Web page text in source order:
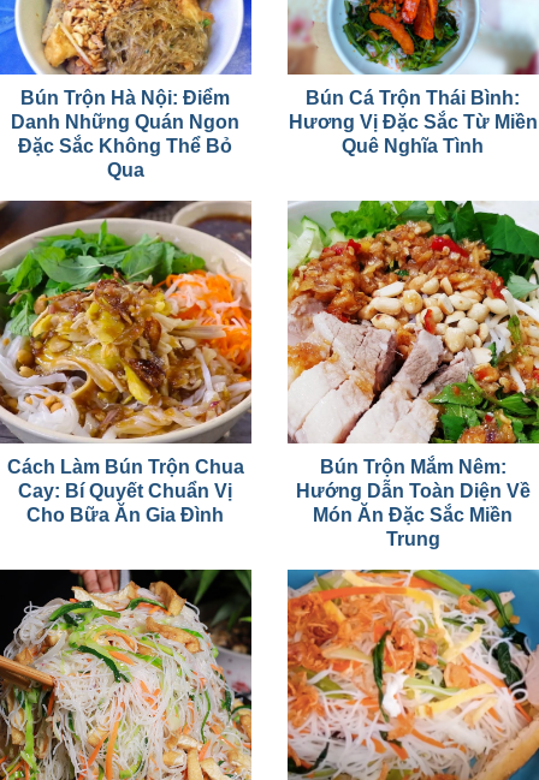
Bún Trộn Hà Nội: Điểm
Danh Những Quán Ngon
Đặc Sắc Không Thể Bỏ
Qua
Bún Cá Trộn Thái Bình:
Hương Vị Đặc Sắc Từ Miền
Quê Nghĩa Tình
Cách Làm Bún Trộn Chua
Cay: Bí Quyết Chuẩn Vị
Cho Bữa Ăn Gia Đình
Bún Trộn Mắm Nêm:
Hướng Dẫn Toàn Diện Về
Món Ăn Đặc Sắc Miền
Trung